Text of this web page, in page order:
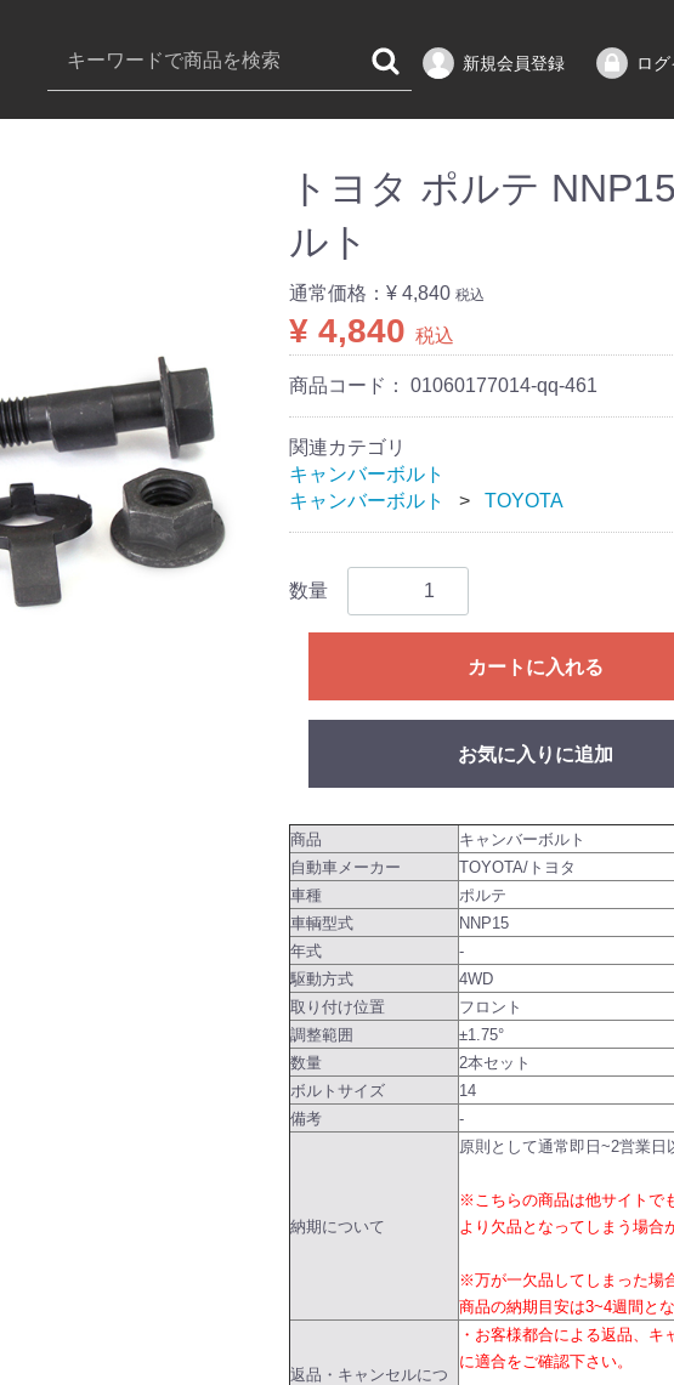
新規会員登録 ロ
トヨタ ポルテ
ルト
通常価格： ¥ 4,840 税込
¥ 4,840 税込
商品コード： 01060177014-qq-461
関連カテゴリ
キャンバーボルト
キャンバーボルト
TOYOTA
数量
カートに入れる
お気に入りに追加
商品
キャンバーボルト
自動車メーカー
TOYOTA/トヨタ
車種
ポルテ
車輌型式
NNP15
年式
-
駆動方式
4WD
取り付け位置
フロント
調整範囲
±1.75°
数量
2本セット
ボルトサイズ
14
備考
-
納期について
原則として通常即日~2営業日
※こちらの商品は他サイトで
より欠品となってしまう場合
※万が一欠品してしまった場
商品の納期目安は3~4週間と
返品・キャンセルにつ
・お客様都合による返品、
に適合をご確認下さい。